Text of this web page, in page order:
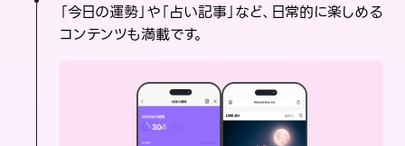
「今日の運勢」や「占い記事」など、日常的に楽しめる
コンテンツも満載です。